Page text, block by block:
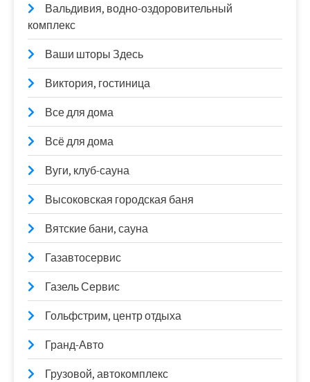
Вальдивия, водно-оздоровительный
комплекс
Ваши шторы Здесь
Виктория, гостиница
Все для дома
Всё для дома
Вуги, клуб-сауна
Высоковская городская баня
Вятские бани, сауна
Газавтосервис
Газель Сервис
Гольфстрим, центр отдыха
Гранд-Авто
Грузовой, автокомплекс